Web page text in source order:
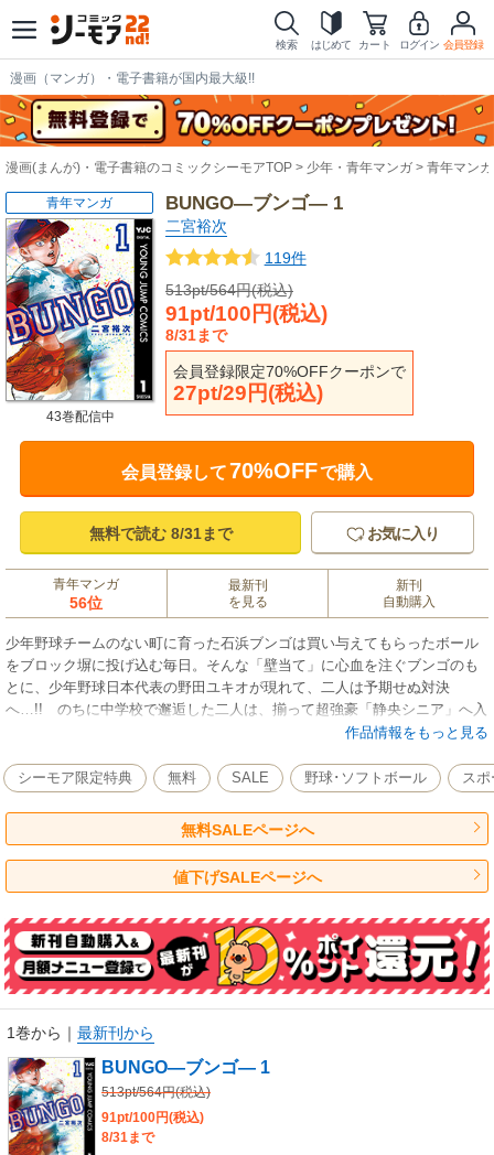
検索 はじめて カート ログイン 会員登録
漫画（マンガ）・電子書籍が国内最大級!!
漫画(まんが)・電子書籍のコミックシーモアTOP 少年・青年マンガ 青年マンガ
BUNGO―ブンゴ― 1
二宮裕次
119件
513pt/564円(税込)
91pt/100円(税込)
8/31まで
会員登録限定70%OFFクーポンで
27pt/29円(税込)
青年マンガ
43巻配信中
会員登録して70%OFFで購入
無料で読む 8/31まで お気に入り
青年マンガ
56位
最新刊
を見る
新刊
自動購入
少年野球チームのない町に育った石浜ブンゴは買い与えてもらったボール
をブロック塀に投げ込む毎日。そんな「壁当て」に心血を注ぐブンゴのも
とに、少年野球日本代表の野田ユキオが現れて、二人は予期せぬ対決
へ…!! のちに中学校で邂逅した二人は、揃って超強豪「静央シニア」へ入
団する──!! 甲子園のための甲子園を超える死闘、中学野球で、少年達の
作品情報をもっと見る
シーモア限定特典 無料 SALE 野球･ソフトボール ス
無料SALEページへ
値下げSALEページへ
1巻から ｜ 最新刊から
BUNGO―ブンゴ― 1
513pt/564円(税込)
91pt/100円(税込)
8/31まで